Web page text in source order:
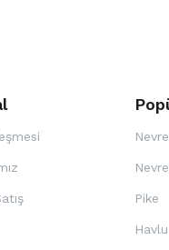
Pike
Havlu